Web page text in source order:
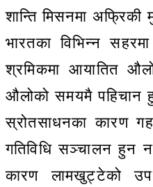
शान्ति मिसनमा अफ्रिकी
भारतका विभिन्न
श्रमिकमा आयातित
औलोको समयमै पहिचान
स्रोतसाधनका कारण
गतिविधि सञ्चालन हुन
कारण लामखुट्टेको